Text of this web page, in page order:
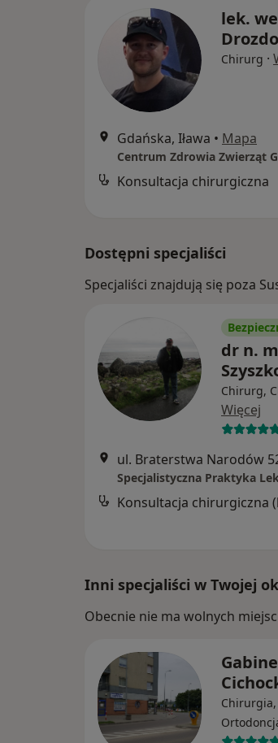
lek.
Chirurg ·
Gdańska, Iława • Mapa
Konsultacja chirurgiczna
Dostępni specjaliści
Specjaliści znajdują się poza
dr n.
Chirurg,
Więcej
ul. Braterstwa Narodów
Specjalistyczna Praktyka
Konsultacja chirurgiczna
Inni specjaliści w Twojej
Obecnie nie ma wolnych